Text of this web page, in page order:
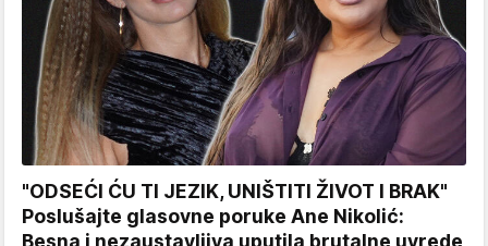
"ODSEĆI ĆU TI JEZIK, UNIŠTITI ŽIVOT I BRAK"
Poslušajte glasovne poruke Ane Nikolić:
Besna i nezaustavljiva uputila brutalne uvrede